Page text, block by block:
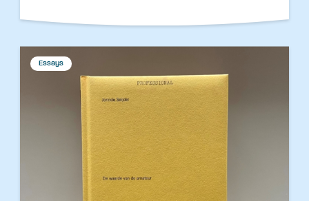
Essays